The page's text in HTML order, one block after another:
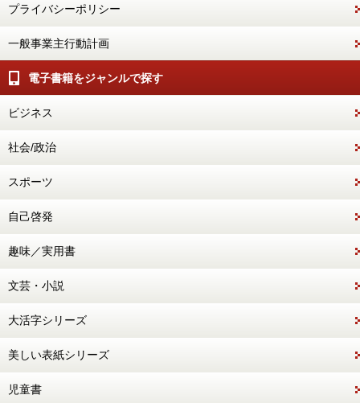
プライバシーポリシー
一般事業主行動計画
電子書籍をジャンルで探す
ビジネス
社会/政治
スポーツ
自己啓発
趣味／実用書
文芸・小説
大活字シリーズ
美しい表紙シリーズ
児童書